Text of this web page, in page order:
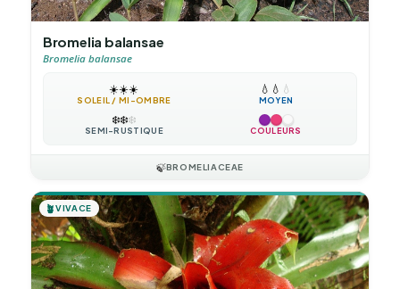
Bromelia balansae
Bromelia balansae
☀️☀️☀️
SOLEIL / MI-OMBRE
💧 💧 💧
MOYEN
❄️❄️❄️
SEMI-RUSTIQUE COULEURS
🍃BROMELIACEAE
🪴VIVACE